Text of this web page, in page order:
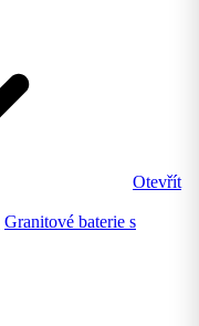
Otevřít
Granitové baterie s